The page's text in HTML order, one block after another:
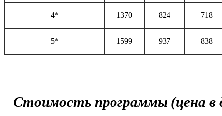
4* 1370 824 718
5* 1599 937 838
Стоимость программы (цена в